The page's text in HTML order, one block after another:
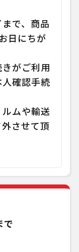
で、商品
日にちが
がご利用
確認手続
ムや輸送
させて頂
で